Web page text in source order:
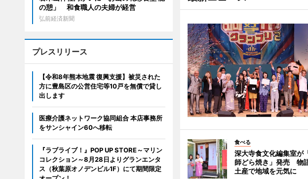
食べる
深大寺食文化編集室が
師どら焼き」発売 物
土産で地域を元気に
の憩」 和食職人の夫婦が経営
弘前経済新聞
プレスリリース
【令和8年熊本地震 復興支援】被災された
方に豊島区の公営住宅等10戸を無償で貸し
出します
医療介護ネットワーク協同組合 本店事務所
をサンシャイン60へ移転
『ラブライブ！』POP UP STORE～マリン
コレクション～8月28日よりグランエンタ
ス（秋葉原オノデンビル1F）にて期間限定